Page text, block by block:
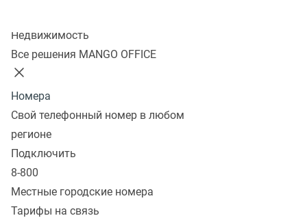
Недвижимость
Все решения MANGO OFFICE
Номера
Свой телефонный номер в любом
регионе
Подключить
8-800
Местные городские номера
Тарифы на связь
Сервис Речевой аналитики
поможет
Увеличить средний чек
на 30%*
Определяйте потребности клиентов с помощью
готовых отчетов и выявляйте точки роста